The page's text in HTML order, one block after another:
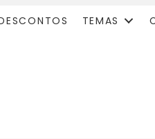
TEMAS